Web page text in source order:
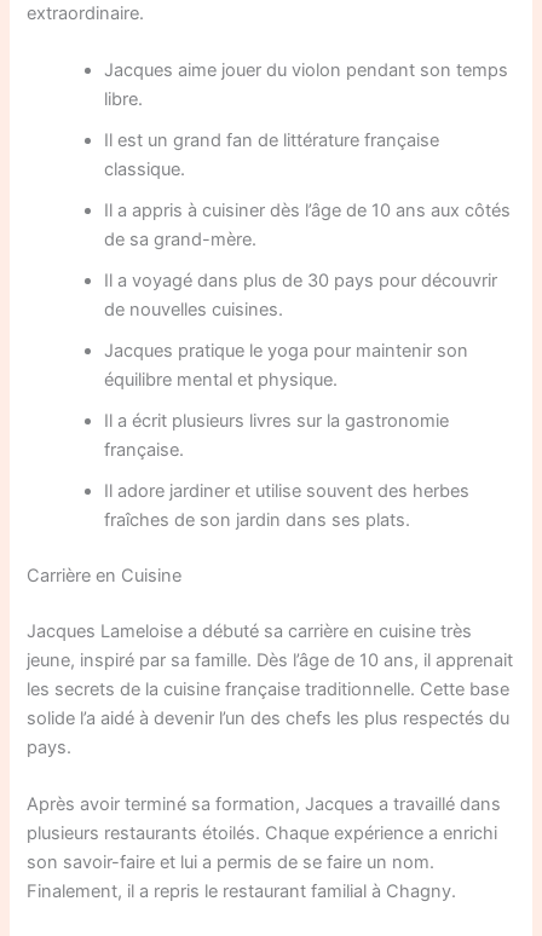
extraordinaire.
Jacques aime jouer du violon pendant son temps
libre.
Il est un grand fan de littérature française
classique.
Il a appris à cuisiner dès l’âge de 10 ans aux côtés
de sa grand-mère.
Il a voyagé dans plus de 30 pays pour découvrir
de nouvelles cuisines.
Jacques pratique le yoga pour maintenir son
équilibre mental et physique.
Il a écrit plusieurs livres sur la gastronomie
française.
Il adore jardiner et utilise souvent des herbes
fraîches de son jardin dans ses plats.
Carrière en Cuisine
Jacques Lameloise a débuté sa carrière en cuisine très
jeune, inspiré par sa famille. Dès l’âge de 10 ans, il apprenait
les secrets de la cuisine française traditionnelle. Cette base
solide l’a aidé à devenir l’un des chefs les plus respectés du
pays.
Après avoir terminé sa formation, Jacques a travaillé dans
plusieurs restaurants étoilés. Chaque expérience a enrichi
son savoir-faire et lui a permis de se faire un nom.
Finalement, il a repris le restaurant familial à Chagny.